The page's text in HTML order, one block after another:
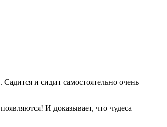
и сидит самостоятельно очень
И доказывает, что чудеса